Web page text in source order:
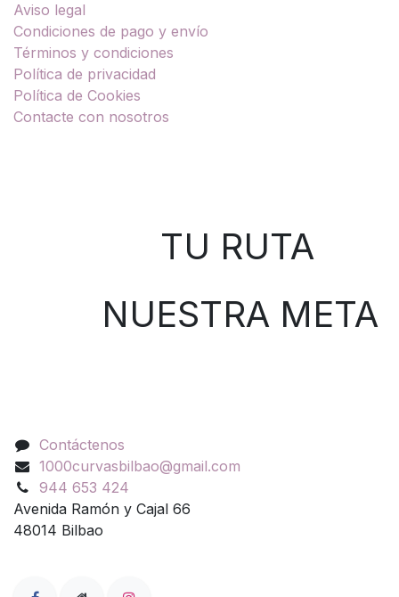
Aviso legal
Condiciones de pago y envío
Términos y condiciones
Política de privacidad
Política de Cookies
Contacte con nosotros
TU RUTA
NUESTRA META
Contáctenos
1000curvasbilbao@gmail.com
944 653 424
Avenida Ramón y Cajal 66
48014 Bilbao